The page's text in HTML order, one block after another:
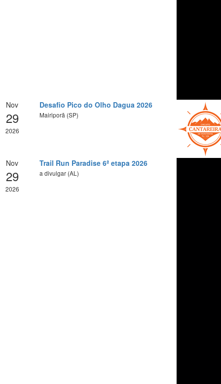
Nov
29
2026
Desafio Pico do Olho Dagua 2026
Mairiporã (SP)
Nov
29
2026
Trail Run Paradise 6ª etapa 2026
a divulgar (AL)